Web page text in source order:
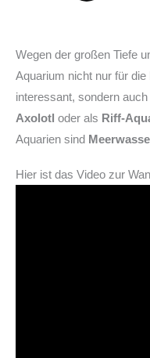
Wegen der großen Tiefe
Aquarium nicht nur für
interessant, sondern
Axolotl oder als Riff-
Aquarien sind
Hier ist das Video zur